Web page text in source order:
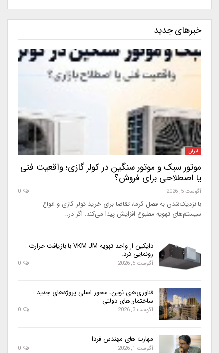
خبرهای جدید
ایران
موتور سبک و موتور سنگین در کولر گازی؛ واقعیت فنی
یا اصطلاحی برای فروش؟
آگوست 5, 2026
با نزدیک‌شدن به فصل گرما، تقاضا برای خرید کولر گازی و انواع
سیستم‌های تهویه مطبوع افزایش پیدا می‌کند. اگر در…
دایکین از واحد تهویه VKM-JM با بازیافت حرارت
رونمایی کرد.
آگوست 5, 2026
فناوری‌های نوین، محور اصلی پروژه‌های جدید
ساختمان‌های دولتی
آگوست 3, 2026
مهارت های مهندس فردا
آگوست 1, 2026